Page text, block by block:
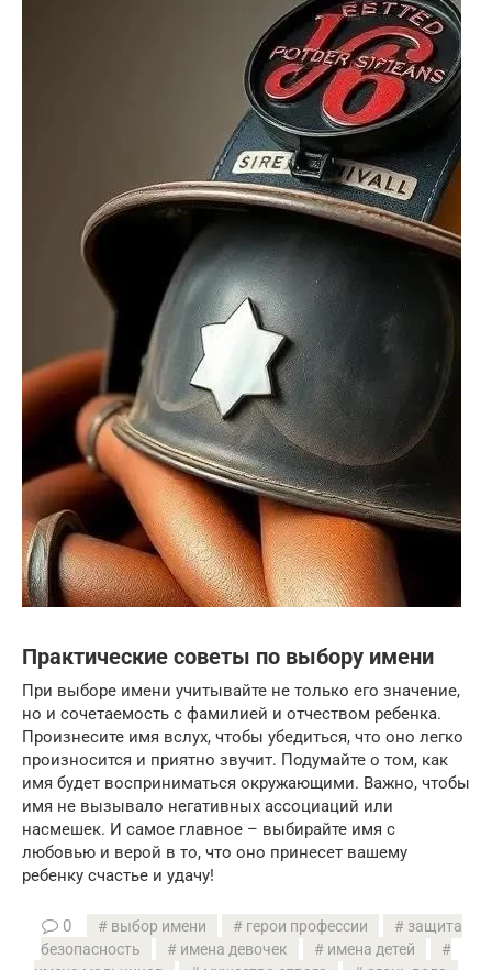
Практические советы по выбору имени
При выборе имени учитывайте не только его значение,
но и сочетаемость с фамилией и отчеством ребенка.
Произнесите имя вслух, чтобы убедиться, что оно легко
произносится и приятно звучит. Подумайте о том, как
имя будет восприниматься окружающими. Важно, чтобы
имя не вызывало негативных ассоциаций или
насмешек. И самое главное – выбирайте имя с
любовью и верой в то, что оно принесет вашему
ребенку счастье и удачу!
0 выбор имени герои профессии
защита
безопасность
имена девочек
имена детей